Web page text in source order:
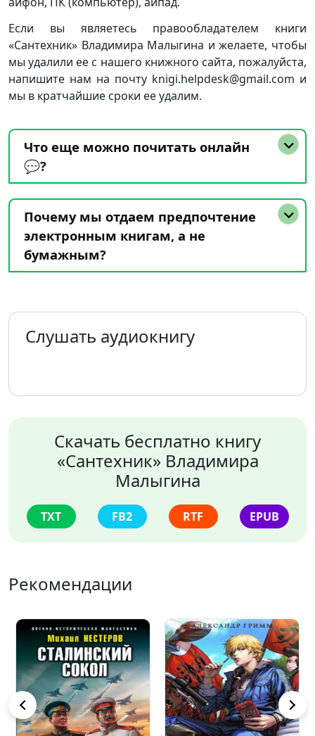
Если вы являетесь правообладателем книги
«Сантехник» Владимира Малыгина и желаете, чтобы
мы удалили ее с нашего книжного сайта, пожалуйста,
напишите нам на почту knigi.helpdesk@gmail.com и
мы в кратчайшие сроки ее удалим.
Что еще можно почитать онлайн
💬?
Почему мы отдаем предпочтение
электронным книгам, а не
бумажным?
Слушать аудиокнигу
Скачать бесплатно книгу
«Сантехник» Владимира
Малыгина
TXT FB2 RTF EPUB
Рекомендации